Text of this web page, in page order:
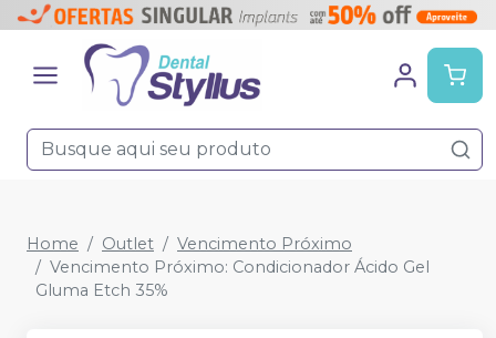
Home Outlet
Vencimento Próximo
Vencimento Próximo: Condicionador Ácido Gel
Gluma Etch 35%